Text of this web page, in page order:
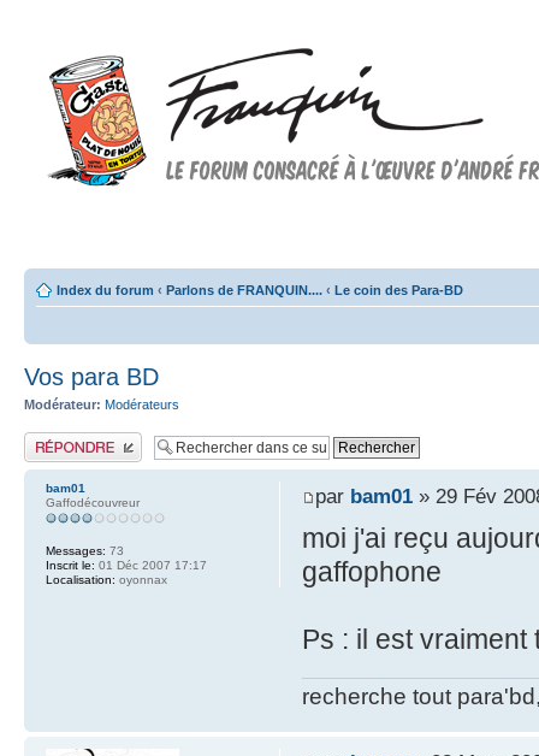
Index du forum ‹ Parlons de FRANQUIN.... ‹ Le coin des Para-BD
Vos para BD
Modérateur: Modérateurs
Publier une réponse
par bam01» 29 Fév
moi j'ai reçu
gaffophone
Ps : il est vraiment
recherche tout
bam01
Gaffodécouvreur
Messages: 73
Inscrit le: 01 Déc 2007 17:17
Localisation: oyonnax